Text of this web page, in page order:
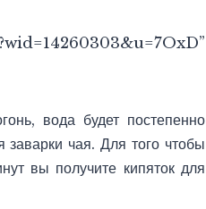
вода будет постепенно
чая. Для того чтобы
вы получите кипяток для